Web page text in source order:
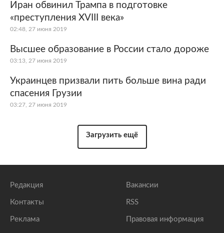
Иран обвинил Трампа в подготовке
«преступления XVIII века»
02:48, 27 июня 2019
Высшее образование в России стало дороже
03:13, 27 июня 2019
Украинцев призвали пить больше вина ради
спасения Грузии
03:27, 27 июня 2019
Загрузить ещё
Редакция
Контакты
Реклама
Вакансии
RSS
Правовая информация